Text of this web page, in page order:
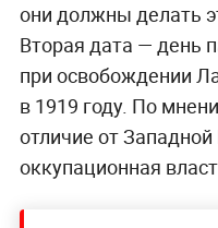
они должны делать
Вторая дата — день
при освобождении
в 1919 году. По
отличие от
оккупационная